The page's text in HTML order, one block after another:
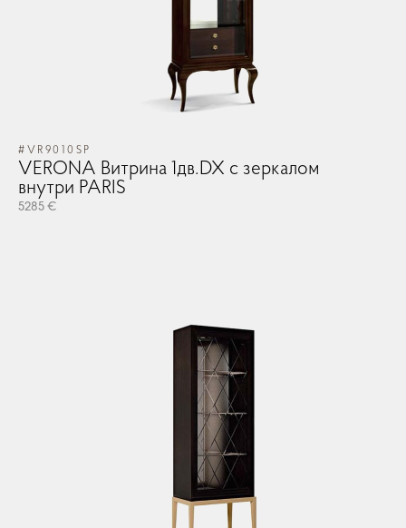
#VR9010SP
VERONA Витрина 1дв.DX с зеркалом
внутри PARIS
5285 €